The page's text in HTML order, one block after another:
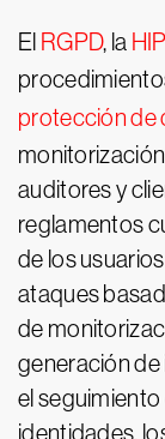
El RGPD, la
protección de
auditores y
reglamentos
de los
ataques
de
generación
el
identidades,